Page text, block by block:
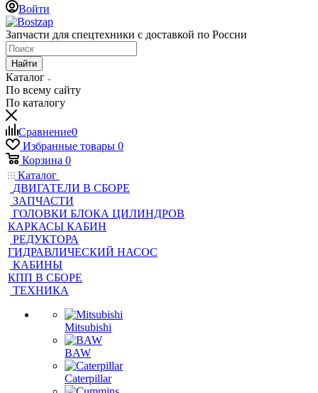
Войти
Запчасти для спецтехники с доставкой по России
Найти
Каталог
По всему сайту
По каталогу
Сравнение0
Избранные товары 0
Корзина 0
Каталог
ДВИГАТЕЛИ В СБОРЕ
ЗАПЧАСТИ
ГОЛОВКИ БЛОКА ЦИЛИНДРОВ
КАРКАСЫ КАБИН
РЕДУКТОРА
ГИДРАВЛИЧЕСКИЙ НАСОС
КАБИНЫ
КПП В СБОРЕ
ТЕХНИКА
Mitsubishi
BAW
Caterpillar